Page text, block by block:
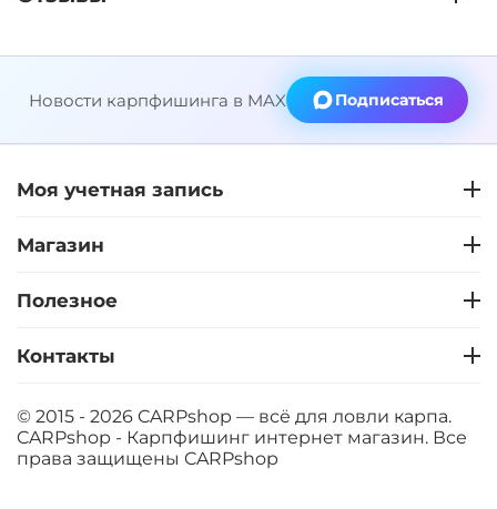
Новости карпфишинга в MAX Подписаться
Моя учетная запись
Магазин
Полезное
Контакты
© 2015 - 2026 CARPshop — всё для ловли карпа.
CARPshop - Карпфишинг интернет магазин. Все
права защищены CARPshop